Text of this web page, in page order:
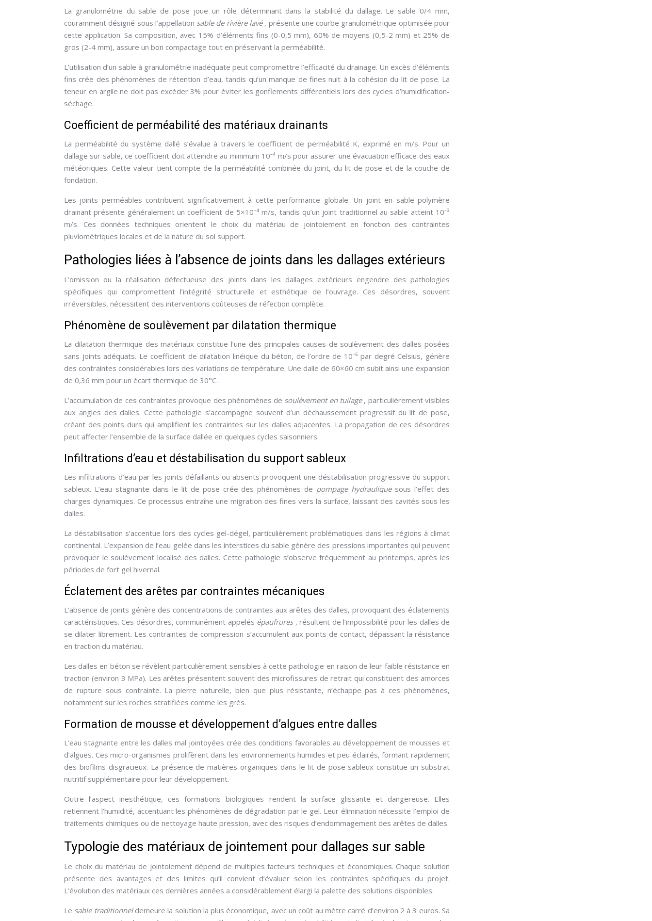
La granulométrie du sable de pose joue un rôle déterminant dans la stabilité du dallage. Le sable 0/4 mm,
couramment désigné sous l’appellation sable de rivière lavé , présente une courbe granulométrique optimisée pour
cette application. Sa composition, avec 15% d’éléments fins (0-0,5 mm), 60% de moyens (0,5-2 mm) et 25% de
gros (2-4 mm), assure un bon compactage tout en préservant la perméabilité.
L’utilisation d’un sable à granulométrie inadéquate peut compromettre l’efficacité du drainage. Un excès d’éléments
fins crée des phénomènes de rétention d’eau, tandis qu’un manque de fines nuit à la cohésion du lit de pose. La
teneur en argile ne doit pas excéder 3% pour éviter les gonflements différentiels lors des cycles d’humidification-
séchage.
Coefficient de perméabilité des matériaux drainants
La perméabilité du système dallé s’évalue à travers le coefficient de perméabilité K, exprimé en m/s. Pour un
dallage sur sable, ce coefficient doit atteindre au minimum 10⁻⁴ m/s pour assurer une évacuation efficace des eaux
météoriques. Cette valeur tient compte de la perméabilité combinée du joint, du lit de pose et de la couche de
fondation.
Les joints perméables contribuent significativement à cette performance globale. Un joint en sable polymère
drainant présente généralement un coefficient de 5×10⁻⁴ m/s, tandis qu’un joint traditionnel au sable atteint 10⁻³
m/s. Ces données techniques orientent le choix du matériau de jointoiement en fonction des contraintes
pluviométriques locales et de la nature du sol support.
Pathologies liées à l’absence de joints dans les dallages extérieurs
L’omission ou la réalisation défectueuse des joints dans les dallages extérieurs engendre des pathologies
spécifiques qui compromettent l’intégrité structurelle et esthétique de l’ouvrage. Ces désordres, souvent
irréversibles, nécessitent des interventions coûteuses de réfection complète.
Phénomène de soulèvement par dilatation thermique
La dilatation thermique des matériaux constitue l’une des principales causes de soulèvement des dalles posées
sans joints adéquats. Le coefficient de dilatation linéique du béton, de l’ordre de 10⁻⁵ par degré Celsius, génère
des contraintes considérables lors des variations de température. Une dalle de 60×60 cm subit ainsi une expansion
de 0,36 mm pour un écart thermique de 30°C.
L’accumulation de ces contraintes provoque des phénomènes de soulèvement en tuilage , particulièrement visibles
aux angles des dalles. Cette pathologie s’accompagne souvent d’un déchaussement progressif du lit de pose,
créant des points durs qui amplifient les contraintes sur les dalles adjacentes. La propagation de ces désordres
peut affecter l’ensemble de la surface dallée en quelques cycles saisonniers.
Infiltrations d’eau et déstabilisation du support sableux
Les infiltrations d’eau par les joints défaillants ou absents provoquent une déstabilisation progressive du support
sableux. L’eau stagnante dans le lit de pose crée des phénomènes de pompage hydraulique sous l’effet des
charges dynamiques. Ce processus entraîne une migration des fines vers la surface, laissant des cavités sous les
dalles.
La déstabilisation s’accentue lors des cycles gel-dégel, particulièrement problématiques dans les régions à climat
continental. L’expansion de l’eau gelée dans les interstices du sable génère des pressions importantes qui peuvent
provoquer le soulèvement localisé des dalles. Cette pathologie s’observe fréquemment au printemps, après les
périodes de fort gel hivernal.
Éclatement des arêtes par contraintes mécaniques
L’absence de joints génère des concentrations de contraintes aux arêtes des dalles, provoquant des éclatements
caractéristiques. Ces désordres, communément appelés épaufrures , résultent de l’impossibilité pour les dalles de
se dilater librement. Les contraintes de compression s’accumulent aux points de contact, dépassant la résistance
en traction du matériau.
Les dalles en béton se révèlent particulièrement sensibles à cette pathologie en raison de leur faible résistance en
traction (environ 3 MPa). Les arêtes présentent souvent des microfissures de retrait qui constituent des amorces
de rupture sous contrainte. La pierre naturelle, bien que plus résistante, n’échappe pas à ces phénomènes,
notamment sur les roches stratifiées comme les grès.
Formation de mousse et développement d’algues entre dalles
L’eau stagnante entre les dalles mal jointoyées crée des conditions favorables au développement de mousses et
d’algues. Ces micro-organismes prolifèrent dans les environnements humides et peu éclairés, formant rapidement
des biofilms disgracieux. La présence de matières organiques dans le lit de pose sableux constitue un substrat
nutritif supplémentaire pour leur développement.
Outre l’aspect inesthétique, ces formations biologiques rendent la surface glissante et dangereuse. Elles
retiennent l’humidité, accentuant les phénomènes de dégradation par le gel. Leur élimination nécessite l’emploi de
traitements chimiques ou de nettoyage haute pression, avec des risques d’endommagement des arêtes de dalles.
Typologie des matériaux de jointement pour dallages sur sable
Le choix du matériau de jointoiement dépend de multiples facteurs techniques et économiques. Chaque solution
présente des avantages et des limites qu’il convient d’évaluer selon les contraintes spécifiques du projet.
L’évolution des matériaux ces dernières années a considérablement élargi la palette des solutions disponibles.
Le sable traditionnel demeure la solution la plus économique, avec un coût au mètre carré d’environ 2 à 3 euros. Sa